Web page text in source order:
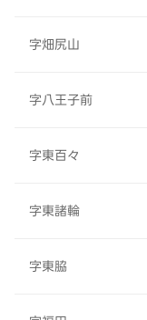
字畑尻山
字八王子前
字東百々
字東諸輪
字東脇